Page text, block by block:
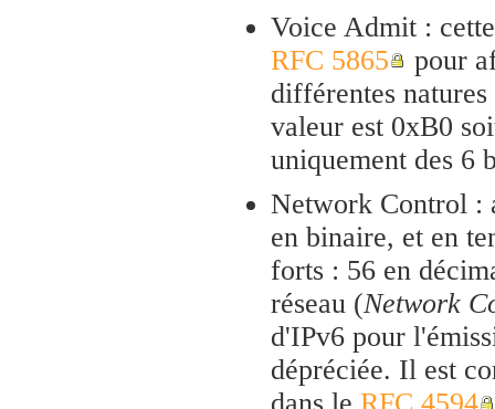
Voice Admit :
RFC 5865
pour
différentes
valeur est 0xB0
uniquement des 6
Network Control :
en binaire, et en
forts : 56 en
réseau (Network
d'IPv6 pour
dépréciée. Il est
dans le RFC 4594